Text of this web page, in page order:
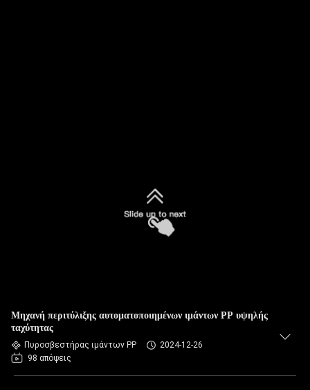
Μηχανή περιτύλιξης αυτοματοποιημένων ιμάντων PP υψηλής
ταχύτητας
Πυροσβεστήρας ιμάντων PP
2024-12-26
98 απόψεις